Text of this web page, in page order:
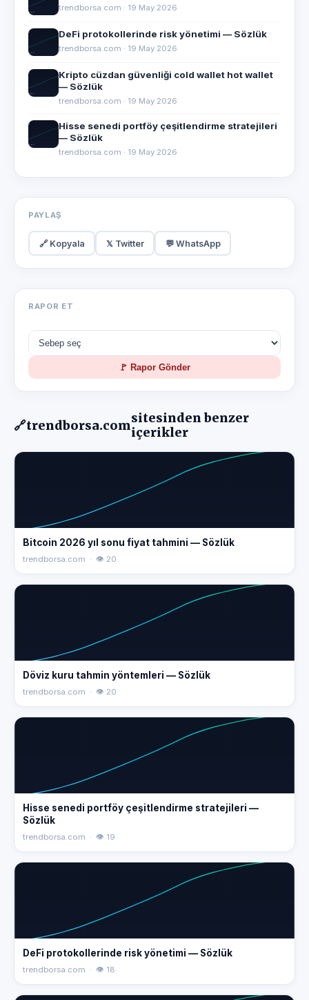
trendborsa.com · 19 May 2026
DeFi protokollerinde risk yönetimi — Sözlük
trendborsa.com · 19 May 2026
Kripto cüzdan güvenliği cold wallet hot wallet
— Sözlük
trendborsa.com · 19 May 2026
Hisse senedi portföy çeşitlendirme stratejileri
— Sözlük
trendborsa.com · 19 May 2026
PAYLAŞ
🔗 Kopyala 𝕏 Twitter 💬 WhatsApp
RAPOR ET
🚩 Rapor Gönder
🔗trendborsa.comsitesinden benzer
içerikler
Bitcoin 2026 yıl sonu fiyat tahmini — Sözlük
trendborsa.com · 👁 20
Döviz kuru tahmin yöntemleri — Sözlük
trendborsa.com · 👁 20
Hisse senedi portföy çeşitlendirme stratejileri —
Sözlük
trendborsa.com · 👁 19
DeFi protokollerinde risk yönetimi — Sözlük
trendborsa.com · 👁 18